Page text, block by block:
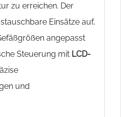
zu erreichen. Der
Einsätze auf,
angepasst
Steuerung mit LCD-
und